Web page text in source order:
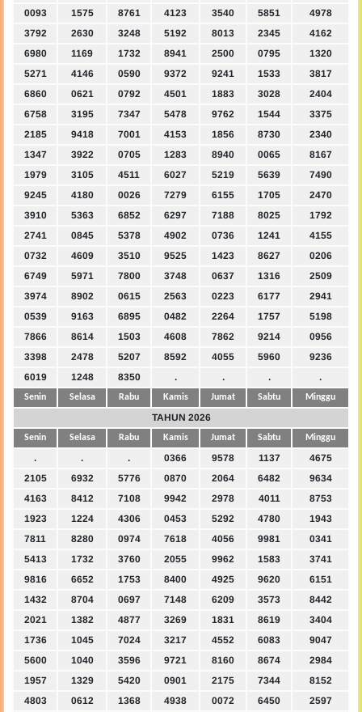
0093
1575 8761 4123 3540 5851
4978
3792
2630 3248 5192 8013 2345
4162
6980
1169 1732 8941 2500 0795
1320
5271
4146 0590 9372 9241 1533
3817
6860
0621 0792 4501 1883 3028
2404
6758
3195 7347 5478 9762 1544
3375
2185
9418 7001 4153 1856 8730
2340
1347
3922 0705 1283 8940 0065
8167
1979
3105 4511 6027 5219 5639
7490
9245
4180 0026 7279 6155 1705
2470
3910
5363 6852 6297 7188 8025
1792
2741
0845 5378 4902 0736 1241
4155
0732
4609 3510 9525 1423 8627
0206
6749
5971 7800 3748 0637 1316
2509
3974
8902 0615 2563 0223 6177
2941
0539
9163 6895 0482 2264 1757
5198
7866
8614 1503 4608 7862 9214
0956
3398
2478 5207 8592 4055 5960
9236
6019
1248 8350 . . . .
Senin Selasa Rabu Kamis Jumat Sabtu Minggu
TAHUN 2026
Senin Selasa Rabu Kamis Jumat Sabtu Minggu
. . . 0366 9578 1137
4675
2105
6932 5776 0870 2064 6482
9634
4163
8412 7108 9942 2978 4011
8753
1923
1224 4306 0453 5292 4780
1943
7811
8280 0974 7618 4056 9981
0341
5413
1732 3760 2055 9962 1583
3741
9816
6652 1753 8400 4925 9620
6151
1432
8704 0697 7148 6209 3573
8442
2021
1382 4877 3269 1831 8619
3404
1736
1045 7024 3217 4552 6083
9047
5600
1040 3596 9721 8160 8674
2984
1957
1329 5420 0901 2175 7344
8152
4803
0612 1368 4938 0072 6450
2597